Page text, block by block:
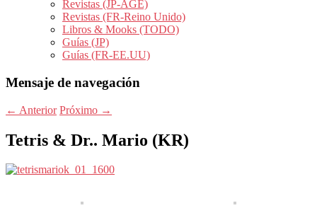
Revistas (JP-AGE)
Revistas (FR-Reino Unido)
Libros & Mooks (TODO)
Guías (JP)
Guías (FR-EE.UU)
Mensaje de navegación
← Anterior Próximo →
Tetris & Dr.. Mario (KR)